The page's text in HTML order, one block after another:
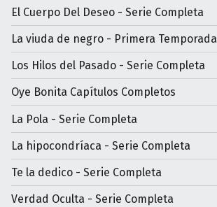
El Cuerpo Del Deseo - Serie Completa
La viuda de negro - Primera Temporada
Los Hilos del Pasado - Serie Completa
Oye Bonita Capítulos Completos
La Pola - Serie Completa
La hipocondríaca - Serie Completa
Te la dedico - Serie Completa
Verdad Oculta - Serie Completa